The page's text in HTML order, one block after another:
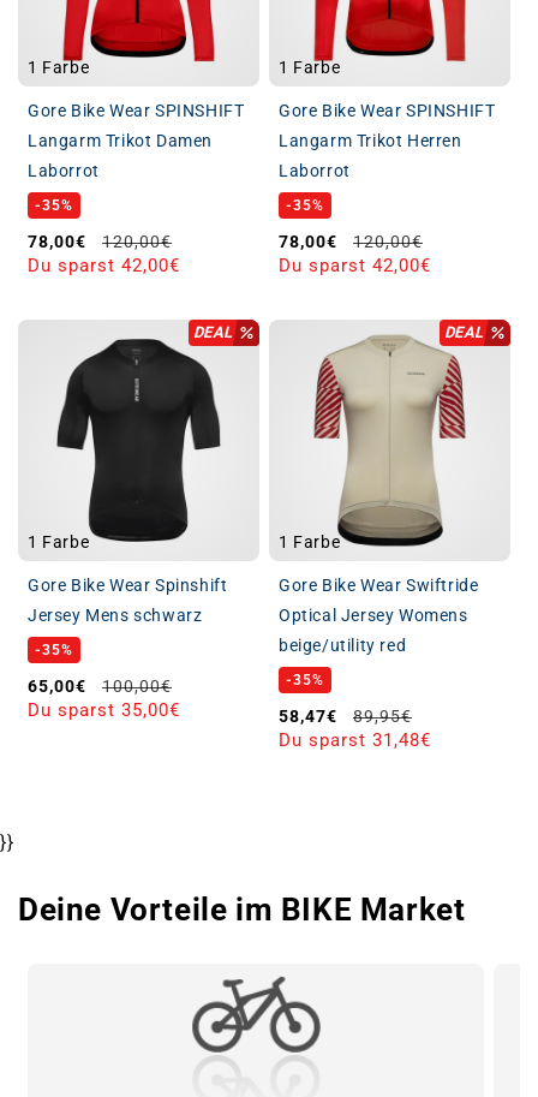
1 Farbe
Gore Bike Wear SPINSHIFT
Langarm Trikot Damen
Laborrot
-35%
Verkaufspreis
78,00€ Normaler Preis
120,00€
Du sparst 42,00€
1 Farbe
Gore Bike Wear SPINSHIFT
Langarm Trikot Herren
Laborrot
-35%
Verkaufspreis
78,00€ Normaler Preis
120,00€
Du sparst 42,00€
DEAL
1 Farbe
Gore Bike Wear Spinshift
Jersey Mens schwarz
-35%
Verkaufspreis
65,00€ Normaler Preis
100,00€
Du sparst 35,00€
DEAL
1 Farbe
Gore Bike Wear Swiftride
Optical Jersey Womens
beige/utility red
-35%
Verkaufspreis
58,47€ Normaler Preis
89,95€
Du sparst 31,48€
}}
Deine Vorteile im BIKE Market